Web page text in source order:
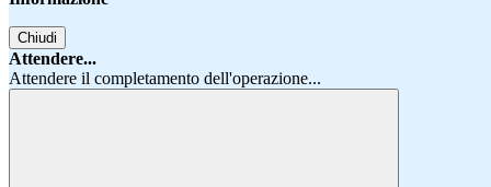
Chiudi
Attendere...
Attendere il completamento dell'operazione...